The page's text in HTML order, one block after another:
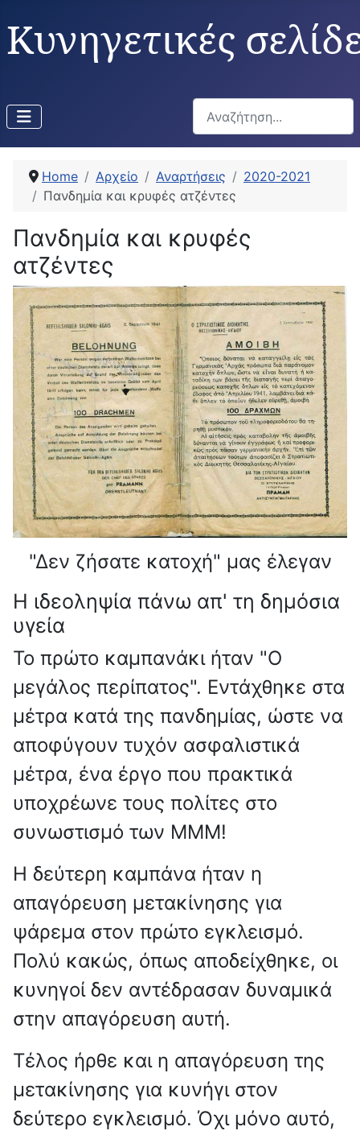
Κυνηγετικές
Αναζήτηση...
Home Αρχείο Αναρτήσεις
2020-2021
Πανδημία και κρυφές ατζέντες
Πανδημία και κρυφές
ατζέντες
"Δεν ζήσατε κατοχή" μας έλεγαν
Η ιδεοληψία πάνω απ' τη δημόσια
υγεία
Το πρώτο καμπανάκι ήταν "Ο
μεγάλος περίπατος". Εντάχθηκε στα
μέτρα κατά της πανδημίας, ώστε να
αποφύγουν τυχόν ασφαλιστικά
μέτρα, ένα έργο που πρακτικά
υποχρέωνε τους πολίτες στο
συνωστισμό των ΜΜΜ!
Η δεύτερη καμπάνα ήταν η
απαγόρευση μετακίνησης για
ψάρεμα στον πρώτο εγκλεισμό.
Πολύ κακώς, όπως αποδείχθηκε, οι
κυνηγοί δεν αντέδρασαν δυναμικά
στην απαγόρευση αυτή.
Τέλος ήρθε και η απαγόρευση της
μετακίνησης για κυνήγι στον
δεύτερο εγκλεισμό. Όχι μόνο αυτό,